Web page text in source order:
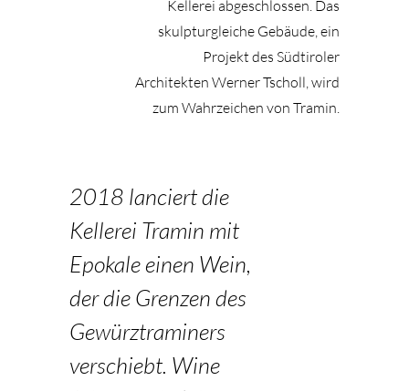
Kellerei abgeschlossen. Das
skulpturgleiche Gebäude, ein
Projekt des Südtiroler
Architekten Werner Tscholl, wird
zum Wahrzeichen von Tramin.
2018 lanciert die
Kellerei Tramin mit
Epokale einen Wein,
der die Grenzen des
Gewürztraminers
verschiebt. Wine